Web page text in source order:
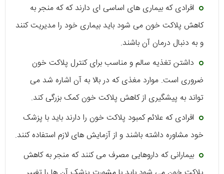
افرادی که بیماری های اساسی ای دارند که که منجر به
کاهش پلاکت خون می شود باید بیماری خود را مدیریت کنند
و به دنبال درمان آن باشند.
داشتن تغذیه سالم و مناسب برای کنترل پلاکت خون
ضروری است. موارد مغذی که در بالا به آن اشاره شد می
تواند به پیشگیری از کاهش پلاکت خون کمک بزرگی کند.
افرادی که علائم کمبود پلاکت خون را دارند باید با پزشک
خود مشاوره داشته باشند و از آزمایش های لازم استفاده کنند.
بیمارانی که داروهایی مصرف می کنند که منجر به کاهش